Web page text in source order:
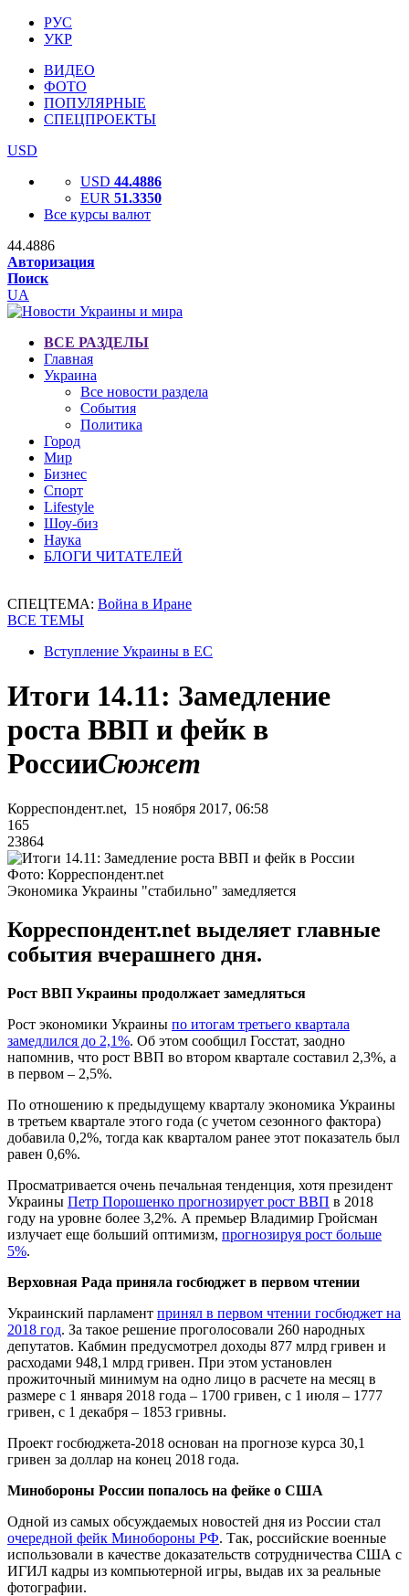
РУС
УКР
ВИДЕО
ФОТО
ПОПУЛЯРНЫЕ
СПЕЦПРОЕКТЫ
USD
USD 44.4886
EUR 51.3350
Все курсы валют
44.4886
Авторизация
Поиск
UA
ВСЕ РАЗДЕЛЫ
Главная
Украина
Все новости раздела
События
Политика
Город
Мир
Бизнес
Спорт
Lifestyle
Шоу-биз
Наука
БЛОГИ ЧИТАТЕЛЕЙ
СПЕЦТЕМА: Война в Иране
ВСЕ ТЕМЫ
Вступление Украины в ЕС
Итоги 14.11: Замедление
роста ВВП и фейк в
РоссииСюжет
Корреспондент.net, 15 ноября 2017, 06:58
165
23864
Фото: Корреспондент.net
Экономика Украины "стабильно" замедляется
Корреспондент.net выделяет главные
события вчерашнего дня.
Рост ВВП Украины продолжает замедляться
Рост экономики Украины по итогам третьего квартала
замедлился до 2,1%. Об этом сообщил Госстат, заодно
напомнив, что рост ВВП во втором квартале составил 2,3%, а
в первом – 2,5%.
По отношению к предыдущему кварталу экономика Украины
в третьем квартале этого года (с учетом сезонного фактора)
добавила 0,2%, тогда как кварталом ранее этот показатель был
равен 0,6%.
Просматривается очень печальная тенденция, хотя президент
Украины Петр Порошенко прогнозирует рост ВВП в 2018
году на уровне более 3,2%. А премьер Владимир Гройсман
излучает еще больший оптимизм, прогнозируя рост больше
5%.
Верховная Рада приняла госбюджет в первом чтении
Украинский парламент принял в первом чтении госбюджет на
2018 год. За такое решение проголосовали 260 народных
депутатов. Кабмин предусмотрел доходы 877 млрд гривен и
расходами 948,1 млрд гривен. При этом установлен
прожиточный минимум на одно лицо в расчете на месяц в
размере с 1 января 2018 года – 1700 гривен, с 1 июля – 1777
гривен, с 1 декабря – 1853 гривны.
Проект госбюджета-2018 основан на прогнозе курса 30,1
гривен за доллар на конец 2018 года.
Минобороны России попалось на фейке о США
Одной из самых обсуждаемых новостей дня из России стал
очередной фейк Минобороны РФ. Так, российские военные
использовали в качестве доказательств сотрудничества США с
ИГИЛ кадры из компьютерной игры, выдав их за реальные
фотографии.